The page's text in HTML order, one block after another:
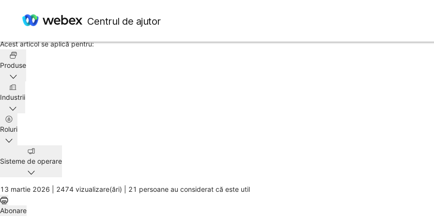
Centrul de ajutor
Acest articol se aplică pentru:
Produse
Industrii
Roluri
Sisteme de operare
13 martie 2026 | 2474 vizualizare(ări) | 21 persoane au considerat că este util
Abonare